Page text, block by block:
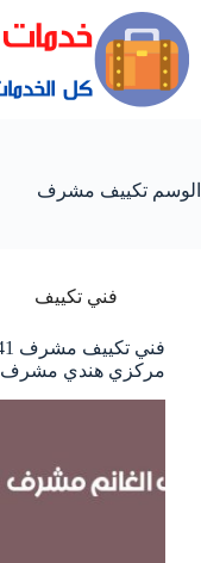
الوسم تكييف مشرف
فني تكييف
مركزي هندي مشرف